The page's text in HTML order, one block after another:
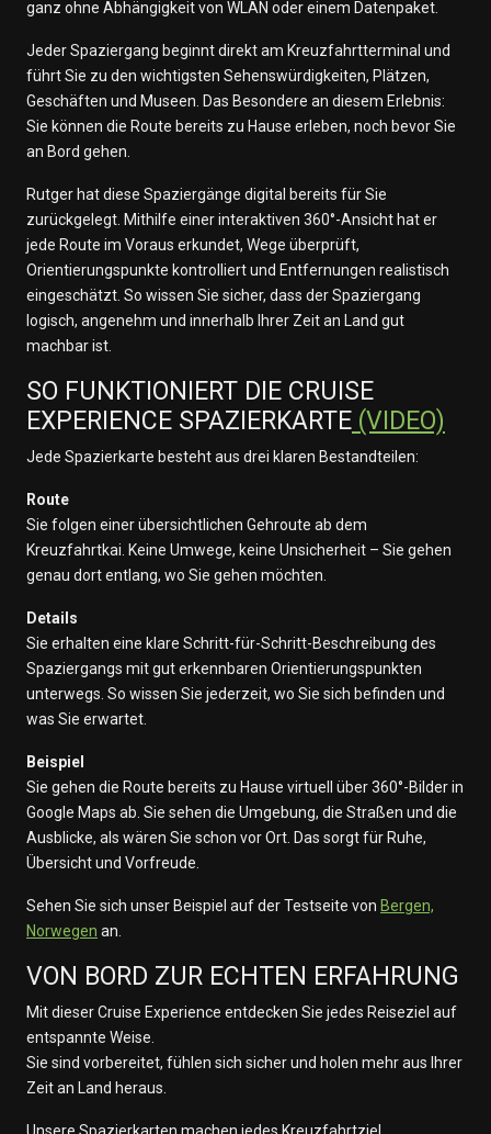
ganz ohne Abhängigkeit von WLAN oder einem Datenpaket.
Jeder Spaziergang beginnt direkt am Kreuzfahrtterminal und
führt Sie zu den wichtigsten Sehenswürdigkeiten, Plätzen,
Geschäften und Museen. Das Besondere an diesem Erlebnis:
Sie können die Route bereits zu Hause erleben, noch bevor Sie
an Bord gehen.
Rutger hat diese Spaziergänge digital bereits für Sie
zurückgelegt. Mithilfe einer interaktiven 360°-Ansicht hat er
jede Route im Voraus erkundet, Wege überprüft,
Orientierungspunkte kontrolliert und Entfernungen realistisch
eingeschätzt. So wissen Sie sicher, dass der Spaziergang
logisch, angenehm und innerhalb Ihrer Zeit an Land gut
machbar ist.
SO FUNKTIONIERT DIE CRUISE
EXPERIENCE SPAZIERKARTE (VIDEO)
Jede Spazierkarte besteht aus drei klaren Bestandteilen:
Route
Sie folgen einer übersichtlichen Gehroute ab dem
Kreuzfahrtkai. Keine Umwege, keine Unsicherheit – Sie gehen
genau dort entlang, wo Sie gehen möchten.
Details
Sie erhalten eine klare Schritt-für-Schritt-Beschreibung des
Spaziergangs mit gut erkennbaren Orientierungspunkten
unterwegs. So wissen Sie jederzeit, wo Sie sich befinden und
was Sie erwartet.
Beispiel
Sie gehen die Route bereits zu Hause virtuell über 360°-Bilder in
Google Maps ab. Sie sehen die Umgebung, die Straßen und die
Ausblicke, als wären Sie schon vor Ort. Das sorgt für Ruhe,
Übersicht und Vorfreude.
Sehen Sie sich unser Beispiel auf der Testseite von Bergen,
Norwegen an.
VON BORD ZUR ECHTEN ERFAHRUNG
Mit dieser Cruise Experience entdecken Sie jedes Reiseziel auf
entspannte Weise.
Sie sind vorbereitet, fühlen sich sicher und holen mehr aus Ihrer
Zeit an Land heraus.